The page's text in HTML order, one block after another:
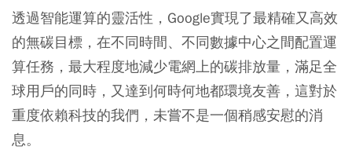
透過智能運算的靈活性，Google實現了最精確又高效
的無碳目標，在不同時間、不同數據中心之間配置運
算任務，最大程度地減少電網上的碳排放量，滿足全
球用戶的同時，又達到何時何地都環境友善，這對於
重度依賴科技的我們，未嘗不是一個稍感安慰的消
息。